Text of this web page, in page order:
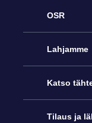
OSR
Palvelu
Ota meihin
Blogi
Lahjamme
Online Star
OSR-
Katso
Star
Tilaus ja